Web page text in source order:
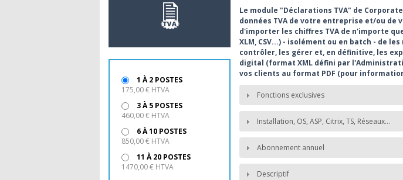
Le module "Déclarations TVA" de
données TVA de votre entreprise et/ou de
d'importer les chiffres TVA de n'importe
XLM, CSV...) - isolément ou en batch - de
contrôler, les gérer et, en définitive, les
digital (format XML défini par
vos clients au format PDF (pour
Fonctions exclusives
Installation, OS, ASP, Citrix, TS, Réseaux...
Abonnement annuel
Descriptif
1 À 2 POSTES
175,00 € HTVA
3 À 5 POSTES
460,00 € HTVA
6 À 10 POSTES
850,00 € HTVA
11 À 20 POSTES
1470,00 € HTVA